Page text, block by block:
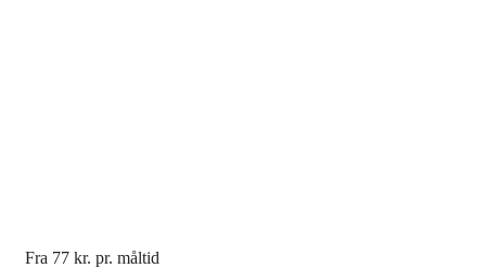
Fra 77 kr. pr. måltid